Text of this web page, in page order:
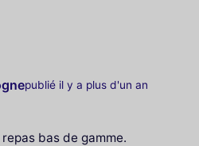
publié il y a plus d'un an
bas de gamme.